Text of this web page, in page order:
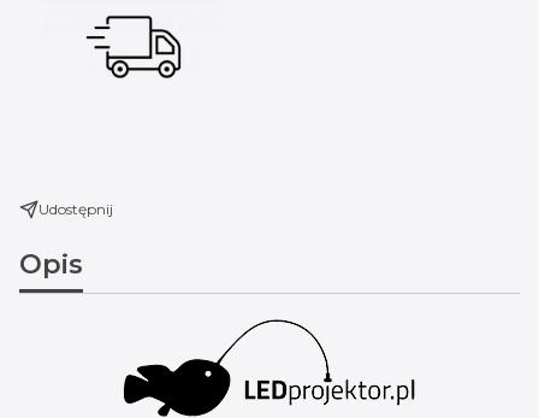
Udostępnij
Opis